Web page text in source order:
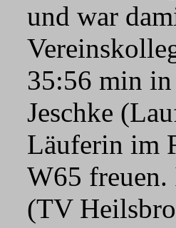
und war
35:56 min
Jeschke
Läuferin im
W65 freuen.
(TV